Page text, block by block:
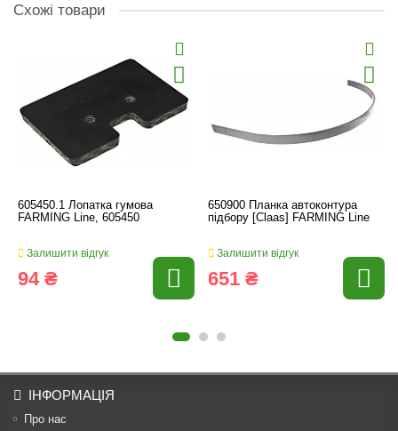
Схожі товари
605450.1 Лопатка гумова
FARMING Line, 605450
Залишити відгук
94 ₴
650900 Планка автоконтура
підбору [Claas] FARMING Line
Залишити відгук
651 ₴
ІНФОРМАЦІЯ
Про нас